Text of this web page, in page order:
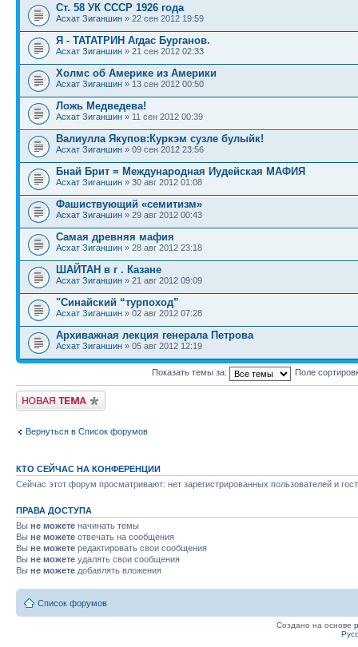
Ст. 58 УК СССР 1926 года
Асхат Зиганшин » 22 сен 2012 19:59
Я - ТАТАТРИН Агдас Бурганов.
Асхат Зиганшин » 21 сен 2012 02:33
Холмс об Америке из Америки
Асхат Зиганшин » 13 сен 2012 00:50
Ложь Медведева!
Асхат Зиганшин » 11 сен 2012 00:39
Вaлиулла Якупов:Куркэм сузле булыйк!
Асхат Зиганшин » 09 сен 2012 23:56
Бнай Брит = Международная Иудейская МАФИЯ
Асхат Зиганшин » 30 авг 2012 01:08
Фашиствующий «семитизм»
Асхат Зиганшин » 29 авг 2012 00:43
Самая древняя мафия
Асхат Зиганшин » 28 авг 2012 23:18
ШАЙТАН в г . Казане
Асхат Зиганшин » 21 авг 2012 09:09
"Синайский “турпоход”
Асхат Зиганшин » 02 авг 2012 07:28
Архиважная лекция генерала Петрова
Асхат Зиганшин » 05 авг 2012 12:19
Показать темы за: Поле
Новая тема
Вернуться в Список форумов
КТО СЕЙЧАС НА КОНФЕРЕНЦИИ
Сейчас этот форум просматривают: нет зарегистрированных пользователей и
ПРАВА ДОСТУПА
Вы не можете начинать темы
Вы не можете отвечать на сообщения
Вы не можете редактировать свои сообщения
Вы не можете удалять свои сообщения
Вы не можете добавлять вложения
Список форумов
Создано на основе